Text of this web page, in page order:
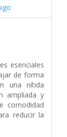
esenciales
de forma
una nítida
ampliada y
comodidad
reducir la